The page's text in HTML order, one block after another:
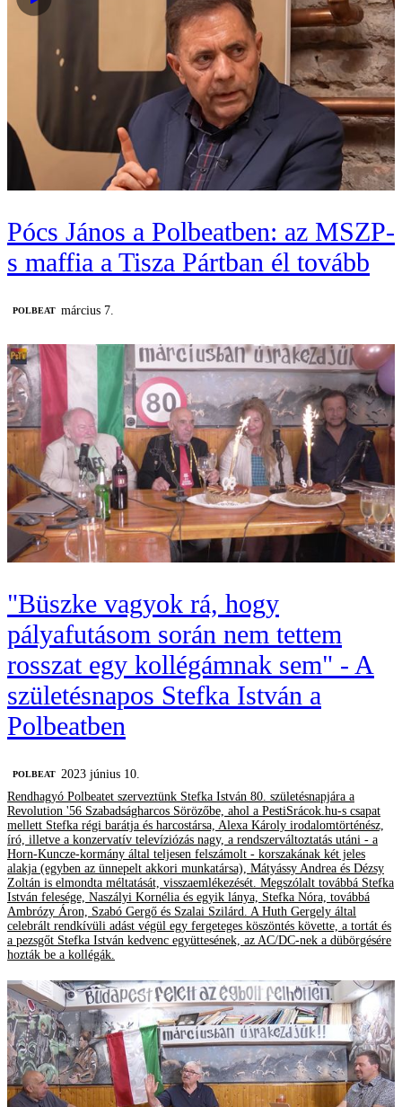
Pócs János a Polbeatben: az MSZP-
s maffia a Tisza Pártban él tovább
‎POLBEAT március 7.
"Büszke vagyok rá, hogy
pályafutásom során nem tettem
rosszat egy kollégámnak sem" - A
születésnapos Stefka István a
Polbeatben
‎POLBEAT
2023 június 10.
Rendhagyó Polbeatet szerveztünk Stefka István 80. születésnapjára a
Revolution '56 Szabadságharcos Sörözőbe, ahol a PestiSrácok.hu-s csapat
mellett Stefka régi barátja és harcostársa, Alexa Károly irodalomtörténész,
író, illetve a konzervatív televíziózás nagy, a rendszerváltoztatás utáni - a
Horn-Kuncze-kormány által teljesen felszámolt - korszakának két jeles
alakja (egyben az ünnepelt akkori munkatársa), Mátyássy Andrea és Dézsy
Zoltán is elmondta méltatását, visszaemlékezését. Megszólalt továbbá Stefka
István felesége, Naszályi Kornélia és egyik lánya, Stefka Nóra, továbbá
Ambrózy Áron, Szabó Gergő és Szalai Szilárd. A Huth Gergely által
celebrált rendkívüli adást végül egy fergeteges köszöntés követte, a tortát és
a pezsgőt Stefka István kedvenc együttesének, az AC/DC-nek a dübörgésére
hozták be a kollégák.